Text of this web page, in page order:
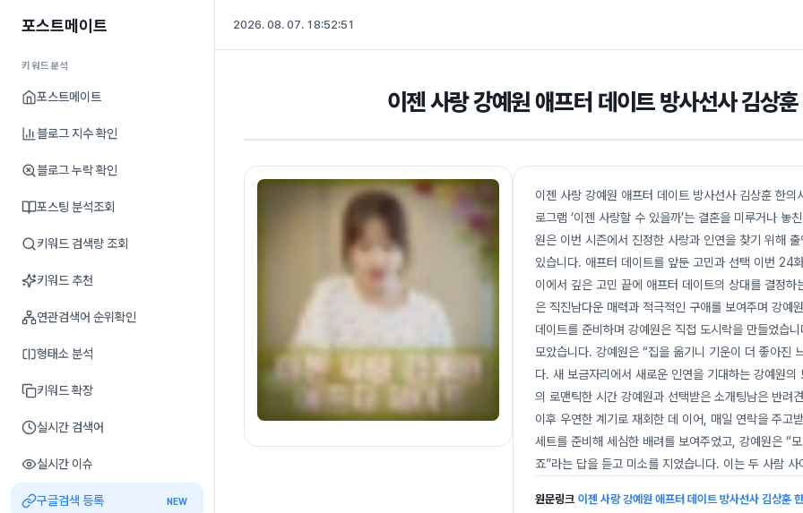
포스트메이트
키워드분석
포스트메이트
블로그 지수 확인
블로그 누락 확인
포스팅 분석조회
키워드 검색량 조회
키워드 추천
연관검색어 순위확인
형태소 분석
키워드 확장
실시간 검색어
실시간 이슈
구글검색 등록 NEW
2026. 08. 07. 18:52:52
이젠 사랑 강예원 애프터 데이트 방사선사 김상
이젠 사랑 강예원 애프터 데이트 방사선사 김상훈 한
로그램 ‘이젠 사랑할 수 있을까’는 결혼을 미루거나
원은 이번 시즌에서 진정한 사랑과 인연을 찾기 위해
있습니다. 애프터 데이트를 앞둔 고민과 선택 이번 24
이에서 깊은 고민 끝에 애프터 데이트의 상대를 결정
은 직진남다운 매력과 적극적인 구애를 보여주며 강
데이트를 준비하며 강예원은 직접 도시락을 만들었습
모았습니다. 강예원은 “집을 옮기니 기운이 더 좋아진
다. 새 보금자리에서 새로운 인연을 기대하는 강예원
의 로맨틱한 시간 강예원과 선택받은 소개팅남은 반려
이후 우연한 계기로 재회한 데 이어, 매일 연락을 주고
세트를 준비해 세심한 배려를 보여주었고, 강예원은 “
죠”라는 답을 듣고 미소를 지었습니다. 이는 두 사람
원문링크 이젠 사랑 강예원 애프터 데이트 방사선사 김상훈